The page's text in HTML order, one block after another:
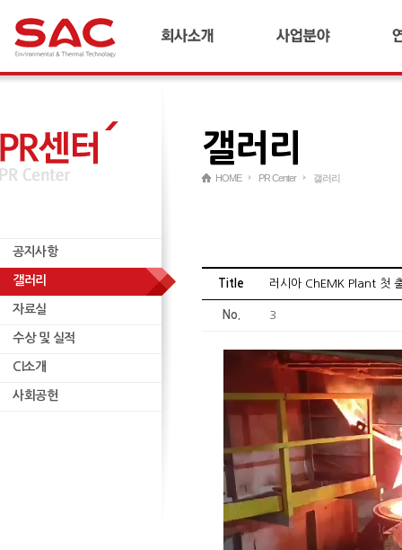
회사소개
경영이념 및 비전
국내외 네트워크
합금철플랜트
AI 다이캐스팅 플랜트
리사이클링 플랜트
기
공지사항
갤러리
자료실
자료실
수상 및 실적
수상 및 실적
CI소개
CI소개
사회공헌
사회공헌
갤러리
HOME PR Center 갤러리
Title 러시아 ChEMK Plant 첫
No. 3